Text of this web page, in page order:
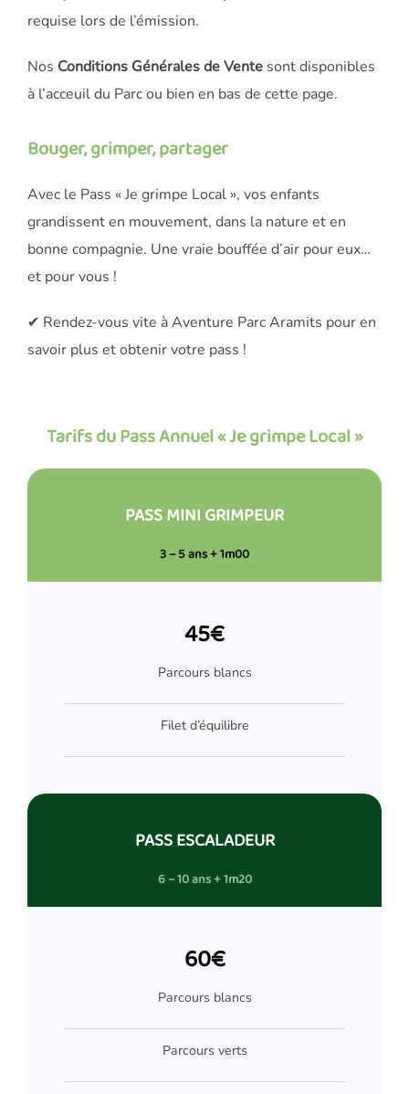
requise lors de l’émission.
Nos Conditions Générales de Vente sont disponibles
à l’acceuil du Parc ou bien en bas de cette page.
Bouger, grimper, partager
Avec le Pass « Je grimpe Local », vos enfants
grandissent en mouvement, dans la nature et en
bonne compagnie. Une vraie bouffée d’air pour eux…
et pour vous !
✔ Rendez-vous vite à Aventure Parc Aramits pour en
savoir plus et obtenir votre pass !
Tarifs du Pass Annuel « Je grimpe Local »
PASS MINI GRIMPEUR
3 – 5 ans + 1m00
45€
Parcours blancs
Filet d’équilibre
PASS ESCALADEUR
6 – 10 ans + 1m20
60€
Parcours blancs
Parcours verts